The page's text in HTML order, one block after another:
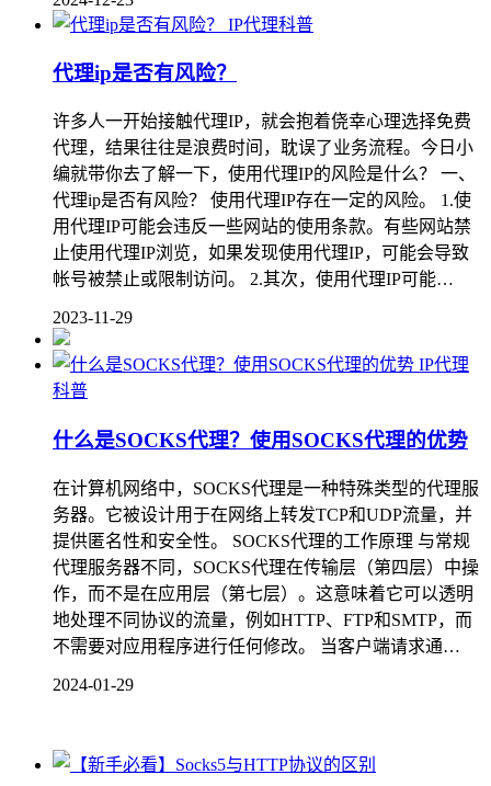
IP代理科普
代理ip是否有风险？
许多人一开始接触代理IP，就会抱着侥幸心理选择免费
代理，结果往往是浪费时间，耽误了业务流程。今日小
编就带你去了解一下，使用代理IP的风险是什么？ 一、
代理ip是否有风险？ 使用代理IP存在一定的风险。 1.使
用代理IP可能会违反一些网站的使用条款。有些网站禁
止使用代理IP浏览，如果发现使用代理IP，可能会导致
帐号被禁止或限制访问。 2.其次，使用代理IP可能…
2023-11-29
IP代理
科普
什么是SOCKS代理？使用SOCKS代理的优势
在计算机网络中，SOCKS代理是一种特殊类型的代理服
务器。它被设计用于在网络上转发TCP和UDP流量，并
提供匿名性和安全性。 SOCKS代理的工作原理 与常规
代理服务器不同，SOCKS代理在传输层（第四层）中操
作，而不是在应用层（第七层）。这意味着它可以透明
地处理不同协议的流量，例如HTTP、FTP和SMTP，而
不需要对应用程序进行任何修改。 当客户端请求通…
2024-01-29